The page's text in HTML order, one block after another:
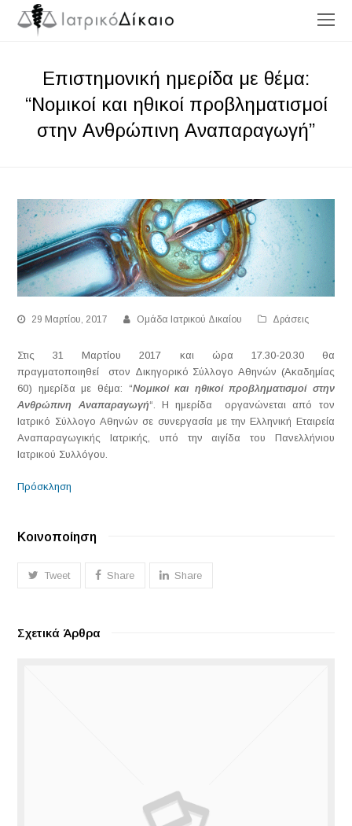
Επιστημονική ημερίδα με θέμα:
“Νομικοί και ηθικοί προβληματισμοί
στην Ανθρώπινη Αναπαραγωγή”
29 Μαρτίου, 2017 Ομάδα Ιατρικού Δικαίου Δράσεις
Στις 31 Μαρτίου 2017 και ώρα 17.30-20.30 θα
πραγματοποιηθεί στον Δικηγορικό Σύλλογο Αθηνών (Ακαδημίας
60) ημερίδα με θέμα: “Νομικοί και ηθικοί προβληματισμοί στην
Ανθρώπινη Αναπαραγωγή“. Η ημερίδα οργανώνεται από τον
Ιατρικό Σύλλογο Αθηνών σε συνεργασία με την Ελληνική Εταιρεία
Αναπαραγωγικής Ιατρικής, υπό την αιγίδα του Πανελλήνιου
Ιατρικού Συλλόγου.
Πρόσκληση
Κοινοποίηση
Tweet Share Share
Σχετικά Άρθρα